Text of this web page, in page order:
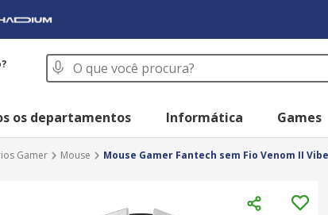
O que você procura?
os departamentos Informática Games
Gamer Mouse Mouse Gamer Fantech sem Fio Venom II